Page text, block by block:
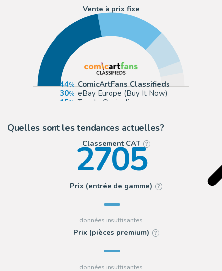
Vente à prix fixe
44
ComicArtFans Classifieds
30
eBay Europe (Buy It Now)
15
Tavole Originali
Quelles sont les tendances actuelles?
Classement CAT ?
2705
Prix (entrée de gamme) ?
Prix (pièces premium) ?